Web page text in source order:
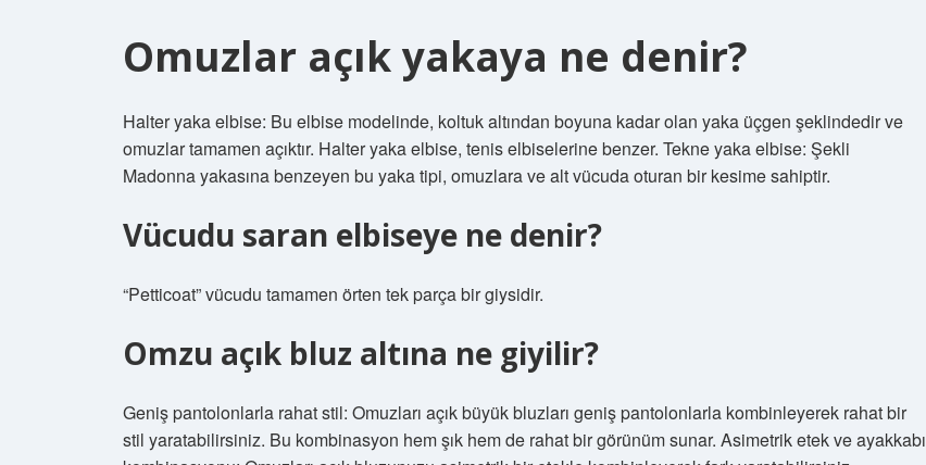
Omuzlar açık yakaya ne denir?
Halter yaka elbise: Bu elbise modelinde, koltuk altından boyuna kadar olan yaka üçgen şeklindedir ve
omuzlar tamamen açıktır. Halter yaka elbise, tenis elbiselerine benzer. Tekne yaka elbise: Şekli
Madonna yakasına benzeyen bu yaka tipi, omuzlara ve alt vücuda oturan bir kesime sahiptir.
Vücudu saran elbiseye ne denir?
“Petticoat” vücudu tamamen örten tek parça bir giysidir.
Omzu açık bluz altına ne giyilir?
Geniş pantolonlarla rahat stil: Omuzları açık büyük bluzları geniş pantolonlarla kombinleyerek rahat bir
stil yaratabilirsiniz. Bu kombinasyon hem şık hem de rahat bir görünüm sunar. Asimetrik etek ve ayakkabı